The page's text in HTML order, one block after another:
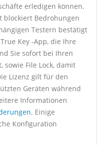
erledigen können.
blockiert Bedrohungen
Testern bestätigt
Key -App, die Ihre
Sie sofort bei Ihren
sowie File Lock, damit
Lizenz gilt für den
Geräten während
Informationen
. Einige
Konfiguration